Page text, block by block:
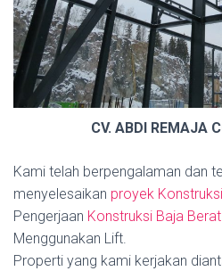
CV. ABDI REMAJA
Kami telah berpengalaman dan
menyelesaikan proyek
Pengerjaan Konstruksi Baja Berat
Menggunakan Lift.
Properti yang kami kerjakan